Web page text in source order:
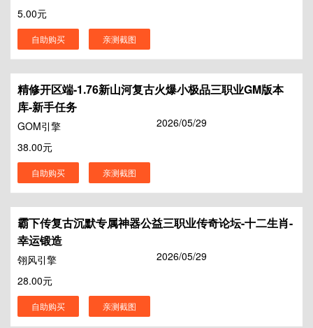
5.00元
自助购买 亲测截图
精修开区端-1.76新山河复古火爆小极品三职业GM版本
库-新手任务
GOM引擎
2026/05/29
38.00元
自助购买 亲测截图
霸下传复古沉默专属神器公益三职业传奇论坛-十二生肖-
幸运锻造
翎风引擎
2026/05/29
28.00元
自助购买 亲测截图